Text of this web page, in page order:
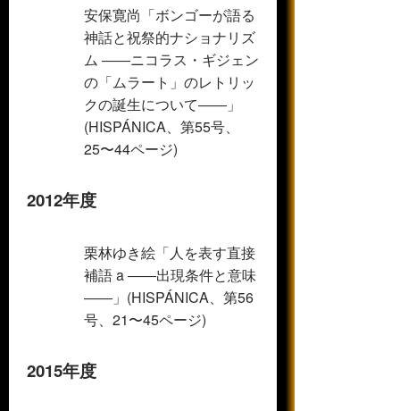
安保寛尚「ボンゴーが語る
神話と祝祭的ナショナリズ
ム ――ニコラス・ギジェン
の「ムラート」のレトリッ
クの誕生について――」
(HISPÁNICA、第55号、
25〜44ページ)
2012年度
栗林ゆき絵「人を表す直接
補語 a ――出現条件と意味
――」(HISPÁNICA、第56
号、21〜45ページ)
2015年度